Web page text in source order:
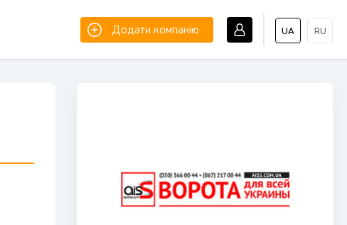
UA RU
Додати компанію